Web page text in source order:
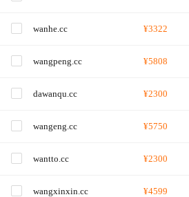
wanhe.cc ¥3322
wangpeng.cc ¥5808
dawanqu.cc ¥2300
wangeng.cc ¥5750
wantto.cc ¥2300
wangxinxin.cc ¥4599